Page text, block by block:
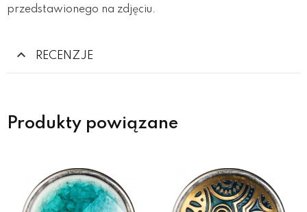
przedstawionego na zdjęciu.
RECENZJE
Produkty powiązane